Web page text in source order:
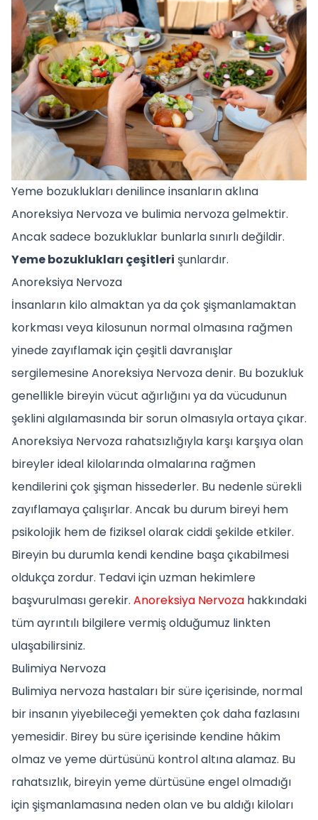
Yeme bozuklukları denilince insanların aklına
Anoreksiya Nervoza ve bulimia nervoza gelmektir.
Ancak sadece bozukluklar bunlarla sınırlı değildir.
Yeme bozuklukları çeşitleri şunlardır.
Anoreksiya Nervoza
İnsanların kilo almaktan ya da çok şişmanlamaktan
korkması veya kilosunun normal olmasına rağmen
yinede zayıflamak için çeşitli davranışlar
sergilemesine Anoreksiya Nervoza denir. Bu bozukluk
genellikle bireyin vücut ağırlığını ya da vücudunun
şeklini algılamasında bir sorun olmasıyla ortaya çıkar.
Anoreksiya Nervoza rahatsızlığıyla karşı karşıya olan
bireyler ideal kilolarında olmalarına rağmen
kendilerini çok şişman hissederler. Bu nedenle sürekli
zayıflamaya çalışırlar. Ancak bu durum bireyi hem
psikolojik hem de fiziksel olarak ciddi şekilde etkiler.
Bireyin bu durumla kendi kendine başa çıkabilmesi
oldukça zordur. Tedavi için uzman hekimlere
başvurulması gerekir. Anoreksiya Nervoza hakkındaki
tüm ayrıntılı bilgilere vermiş olduğumuz linkten
ulaşabilirsiniz.
Bulimiya Nervoza
Bulimiya nervoza hastaları bir süre içerisinde, normal
bir insanın yiyebileceği yemekten çok daha fazlasını
yemesidir. Birey bu süre içerisinde kendine hâkim
olmaz ve yeme dürtüsünü kontrol altına alamaz. Bu
rahatsızlık, bireyin yeme dürtüsüne engel olmadığı
için şişmanlamasına neden olan ve bu aldığı kiloları